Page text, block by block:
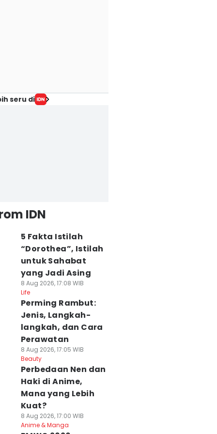
seru di
IDN
5 Fakta Istilah
“Dorothea”, Istilah
untuk Sahabat
yang Jadi Asing
8 Aug 2026, 17:08 WIB
Life
Perming Rambut:
Jenis, Langkah-
langkah, dan Cara
Perawatan
8 Aug 2026, 17:05 WIB
Beauty
Perbedaan Nen dan
Haki di Anime,
Mana yang Lebih
Kuat?
8 Aug 2026, 17:00 WIB
Anime & Manga